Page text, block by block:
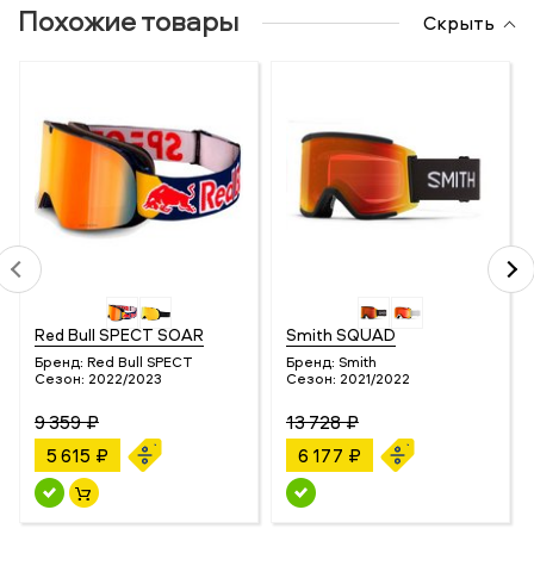
Похожие товары Скрыть
Red Bull SPECT SOAR
Бренд: Red Bull SPECT
Сезон: 2022/2023
9 359 ₽
5 615 ₽
Smith SQUAD
Бренд: Smith
Сезон: 2021/2022
13 728 ₽
6 177 ₽